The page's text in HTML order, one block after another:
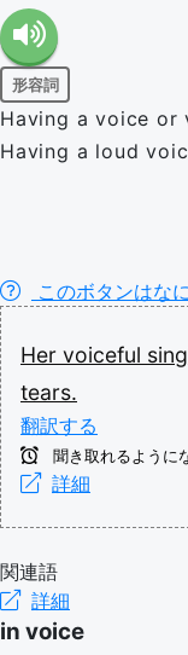
形容詞
Having a voice or
Having a loud
このボタンはな
Her voiceful
tears.
翻訳する
聞き取れるように
詳細
関連語
詳細
in voice